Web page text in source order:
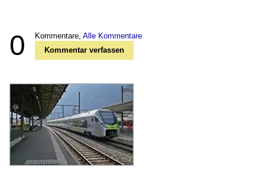
0 Kommentare, Alle Kommentare
Kommentar verfassen